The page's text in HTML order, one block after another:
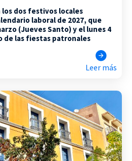
los dos festivos locales
laboral de 2027, que
(Jueves Santo) y el lunes 4
de las fiestas patronales
Leer más